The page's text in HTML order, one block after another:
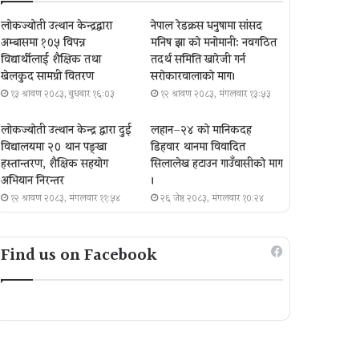
लोकज्योती उत्थान केन्द्रद्वारा
अम्बासमा १०५ विपन्न
विद्यार्थीलाई शैक्षिक तथा
खेलकुद सामग्री वितरण
१३ श्रावण २०८३, बुधबार १६:०३
नेपाल रेडक्रस धनुषामा सांसद
मनिष झा को मनोमानी: नवगठित
तदर्थ समिति खारेजी गर्न
सरोकारवालाको माग।
१२ श्रावण २०८३, मंगलवार १३:५३
लोकज्योती उत्थान केन्द्र द्वारा दुई
विद्यालयमा २० थान पङ्खा
हस्तान्तरण, शैक्षिक सहयोग
अभियान निरन्तर
१२ श्रावण २०८३, मंगलवार ११:५४
लहान–२४ को मानिकदह
डिहवार थानमा विवादित
सिलालेख हटाउन गाउँवासीको माग
।
२६ जेष्ठ २०८३, मंगलवार १०:२४
Find us on Facebook